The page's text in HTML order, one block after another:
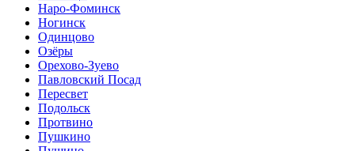
Наро-Фоминск
Ногинск
Одинцово
Озёры
Орехово-Зуево
Павловский Посад
Пересвет
Подольск
Протвино
Пушкино